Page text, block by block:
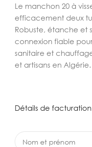
Le manchon 20 à
efficacement deux
Robuste, étanche et
connexion fiable
sanitaire et
et artisans en Algérie.
Détails de facturation